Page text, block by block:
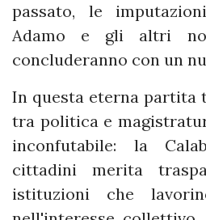
passato, le
Adamo e gli altri
concluderanno con un
In questa eterna partita
tra politica e
inconfutabile: la
cittadini merita
istituzioni che